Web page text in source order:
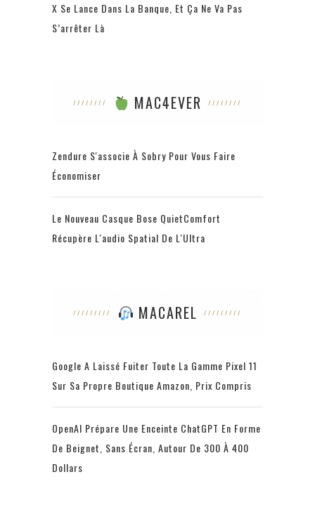
X Se Lance Dans La Banque, Et Ça Ne Va Pas
S’arrêter Là
MAC4EVER
Zendure S'associe À Sobry Pour Vous Faire
Économiser
Le Nouveau Casque Bose QuietComfort
Récupère L'audio Spatial De L'Ultra
MACAREL
Google A Laissé Fuiter Toute La Gamme Pixel 11
Sur Sa Propre Boutique Amazon, Prix Compris
OpenAI Prépare Une Enceinte ChatGPT En Forme
De Beignet, Sans Écran, Autour De 300 À 400
Dollars